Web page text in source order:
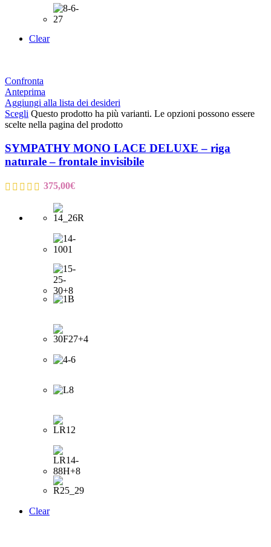
Clear
Confronta
Anteprima
Aggiungi alla lista dei desideri
Scegli Questo prodotto ha più varianti. Le opzioni possono essere
scelte nella pagina del prodotto
SYMPATHY MONO LACE DELUXE – riga
naturale – frontale invisibile
375,00€
Clear